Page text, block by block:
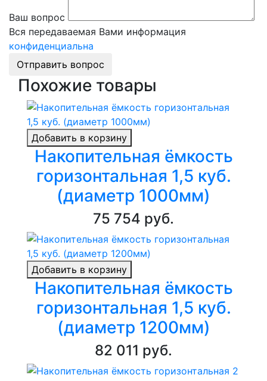
Ваш вопрос
Вся передаваемая Вами информация
конфиденциальна
Отправить вопрос
Похожие товары
Добавить в корзину
Накопительная ёмкость
горизонтальная 1,5 куб.
(диаметр 1000мм)
75 754 руб.
Добавить в корзину
Накопительная ёмкость
горизонтальная 1,5 куб.
(диаметр 1200мм)
82 011 руб.